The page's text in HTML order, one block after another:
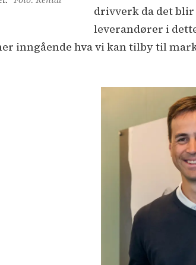
drivverk da det
leverandører i
inngående hva vi kan tilby til